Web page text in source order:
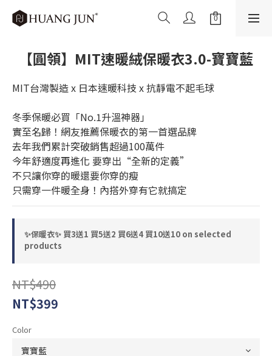
【圓領】MIT速暖絨保暖衣3.0-寶寶藍
MIT台灣製造 x 日本速暖科技 x 抗靜電不起毛球
冬季保暖必買「No.1升溫神器」
實至名歸！網友推薦保暖衣的第一首選品牌
去年我們累計突破銷售超過100萬件
今年舒適度再進化 要穿出“全新的定義”
不只讓你穿的暖還要你穿的瘦
只需穿一件暖全身！內搭外穿有它就搞定
✨保暖衣✨ 買3送1 買5送2 買6送4 買10送10 on selected
products
NT$490
NT$399
Color